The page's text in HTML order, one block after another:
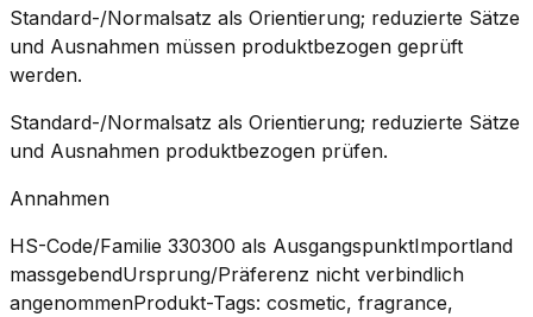
Standard-/Normalsatz als Orientierung; reduzierte Sätze
und Ausnahmen müssen produktbezogen geprüft
werden.
Standard-/Normalsatz als Orientierung; reduzierte Sätze
und Ausnahmen produktbezogen prüfen.
Annahmen
HS-Code/Familie 330300 als AusgangspunktImportland
massgebendUrsprung/Präferenz nicht verbindlich
angenommenProdukt-Tags: cosmetic, fragrance,